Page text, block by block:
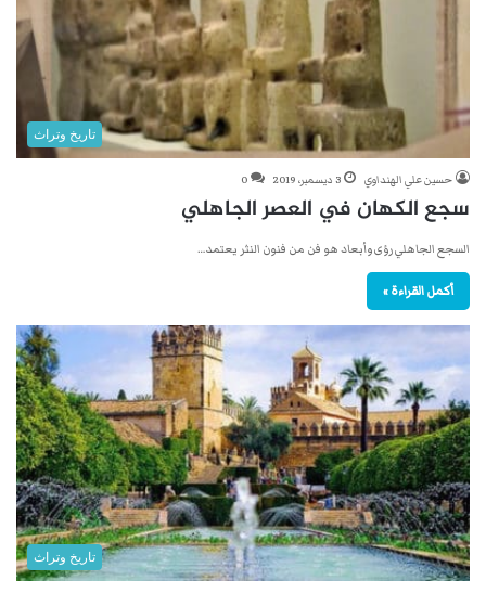
تاريخ وتراث
حسين علي الهنداوي 3 ديسمبر، 2019 0
سجع الكهان في العصر الجاهلي
السجع الجاهلي رؤى وأبعاد هو فن من فنون النثر يعتمد…
أكمل القراءة »
تاريخ وتراث